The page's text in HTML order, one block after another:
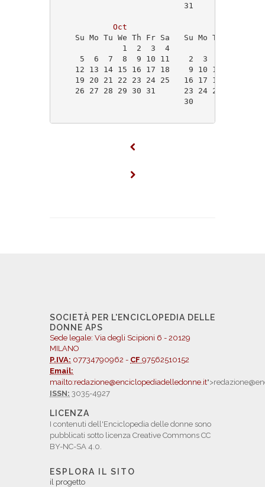
Oct
Su Mo Tu We Th Fr Sa   Su Mo Tu We Th
1  2  3  4
5  6  7  8  9 10 11    2  3  4  5  6
12 13 14 15 16 17 18    9 10 11 12 13
19 20 21 22 23 24 25   16 17 18 19 20
26 27 28 29 30 31      23 24 25
SOCIETÀ PER L'ENCICLOPEDIA DELLE
DONNE APS
Sede legale: Via degli Scipioni 6 - 20129
MILANO
P.IVA: 07734790962 - CF 97562510152
Email:
mailto:redazione@enciclopediadelledonne.it
ISSN: 3035-4927
LICENZA
I contenuti dell'Enciclopedia delle donne sono
pubblicati sotto licenza Creative Commons CC
BY-NC-SA 4.0.
ESPLORA IL SITO
il progetto